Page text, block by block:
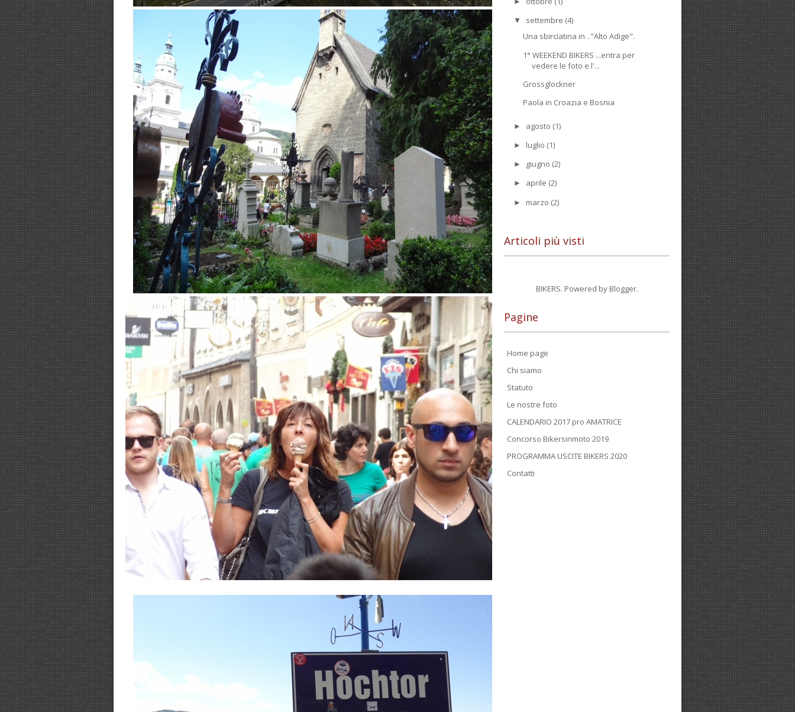
▼ settembre (4)
Una sbirciatina in .."Alto Adige".
1° WEEKEND BIKERS ...entra per
vedere le foto e l'...
Grossglockner
Paola in Croazia e Bosnia
► agosto (1)
► luglio (1)
► giugno (2)
► aprile (2)
► marzo (2)
Articoli più visti
BIKERS. Powered by Blogger.
Pagine
Home page
Chi siamo
Statuto
Le nostre foto
CALENDARIO 2017 pro AMATRICE
Concorso Bikersinmoto 2019
PROGRAMMA USCITE BIKERS 2020
Contatti